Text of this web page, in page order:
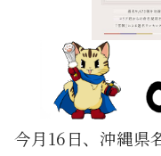
今月16日、沖縄県